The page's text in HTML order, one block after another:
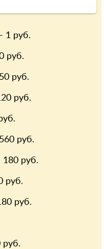
- 1руб.
руб.
руб.
руб.
560руб.
180руб.
руб.
руб.
руб.